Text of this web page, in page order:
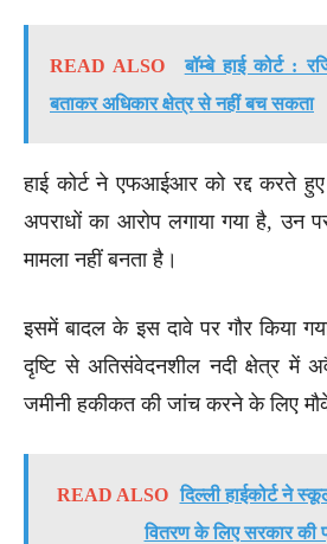
READ ALSO
बॉम्बे हाई कोर्ट :
बताकर अधिकार क्षेत्र से नहीं बच सकता
हाई कोर्ट ने एफआईआर को रद्द करते
अपराधों का आरोप लगाया गया है, उन
मामला नहीं बनता है।
इसमें बादल के इस दावे पर गौर किया
दृष्टि से अतिसंवेदनशील नदी क्षेत्र में
जमीनी हकीकत की जांच करने के लिए मौके
READ ALSO दिल्ली हाईकोर्ट ने
वितरण के लिए सरकार की